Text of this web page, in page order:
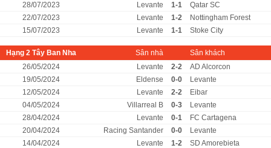
28/07/2023
Levante 1-1
Qatar SC
22/07/2023
Levante 1-2
Nottingham Forest
15/07/2023
Levante 1-1 Stoke City
Hạng 2 Tây Ban Nha Sân nhà
Sân khách
26/05/2024
Levante 2-2
AD Alcorcon
19/05/2024
Eldense 0-0
Levante
12/05/2024
Levante 2-2
Eibar
04/05/2024
Villarreal B 0-3
Levante
28/04/2024
Levante 0-1
FC Cartagena
20/04/2024
Racing Santander 0-0
Levante
14/04/2024
Levante 1-2
SD Amorebieta